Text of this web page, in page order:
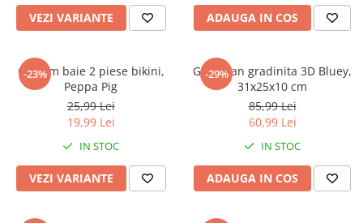
VEZI VARIANTE ADAUGA IN COS
-23%
Costum baie 2 piese bikini,
Peppa Pig
25,99 Lei
19,99 Lei
IN STOC
VEZI VARIANTE
-29%
Ghiozdan gradinita 3D Bluey,
31x25x10 cm
85,99 Lei
60,99 Lei
IN STOC
ADAUGA IN COS